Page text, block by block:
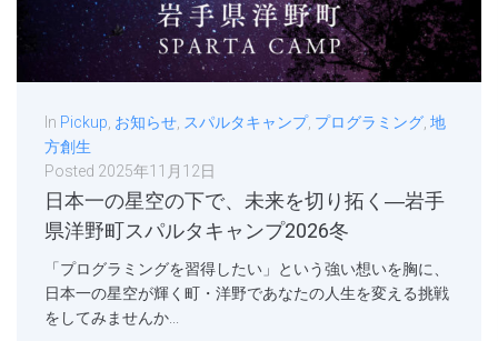
In Pickup, お知らせ, スパルタキャンプ, プログラミング, 地
方創生
Posted 2025年11月12日
日本一の星空の下で、未来を切り拓く―岩手
県洋野町スパルタキャンプ2026冬
「プログラミングを習得したい」という強い想いを胸に、
日本一の星空が輝く町・洋野であなたの人生を変える挑戦
をしてみませんか...